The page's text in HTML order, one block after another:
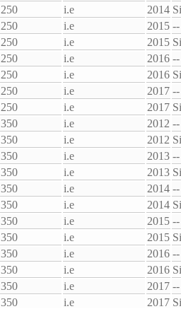
250 i.e 2014
250 i.e 2015 --
250 i.e 2015
250 i.e 2016 --
250 i.e 2016
250 i.e 2017 --
250 i.e 2017
350 i.e 2012 --
350 i.e 2012
350 i.e 2013 --
350 i.e 2013
350 i.e 2014 --
350 i.e 2014
350 i.e 2015 --
350 i.e 2015
350 i.e 2016 --
350 i.e 2016
350 i.e 2017 --
350 i.e 2017